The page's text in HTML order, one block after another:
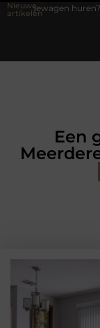
Nieuwe
artikelen
Kies de juiste
Een